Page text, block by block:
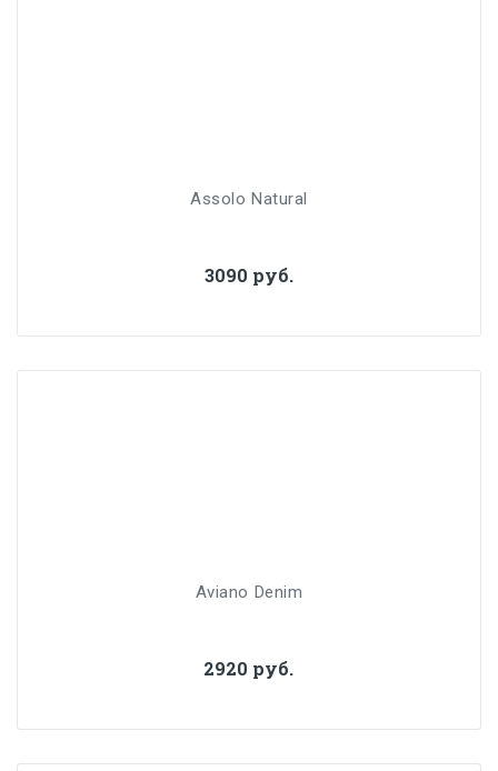
Assolo Natural
3090 руб.
Aviano Denim
2920 руб.